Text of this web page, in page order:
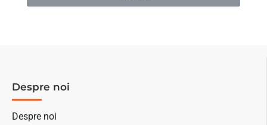
Despre noi
Despre noi